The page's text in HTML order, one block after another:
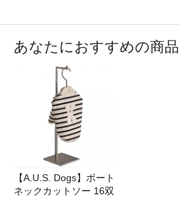
あなたにおすすめの商品
【A.U.S. Dogs】ボート
ネックカットソー 16双